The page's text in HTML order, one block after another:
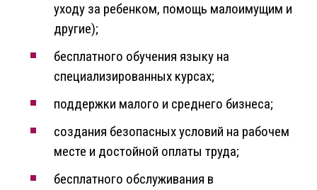
уходу за ребенком, помощь малоимущим и
другие);
бесплатного обучения языку на
специализированных курсах;
поддержки малого и среднего бизнеса;
создания безопасных условий на рабочем
месте и достойной оплаты труда;
бесплатного обслуживания в